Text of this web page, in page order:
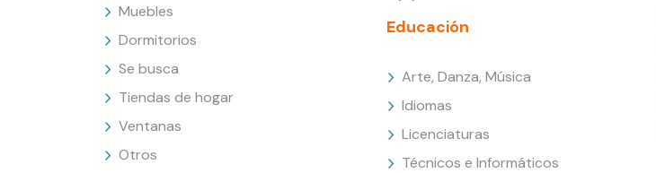
Muebles
Dormitorios
Se busca
Tiendas de hogar
Ventanas
Otros
Educación
Arte, Danza, Música
Idiomas
Licenciaturas
Técnicos e Informáticos